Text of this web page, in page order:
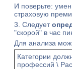
И поверьте:
страховую
3. Следует
"скорой" в час
Для анализа
Категории
профессий \